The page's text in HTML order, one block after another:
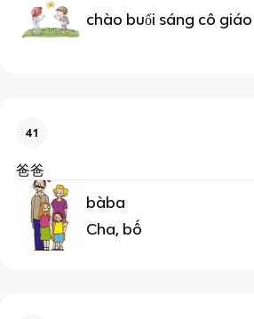
chào buổi sáng cô giáo
41
爸爸
bàba
Cha, bố